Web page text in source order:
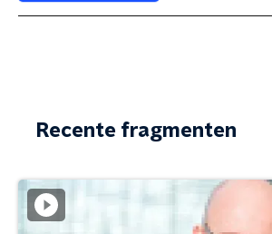
Recente fragmenten